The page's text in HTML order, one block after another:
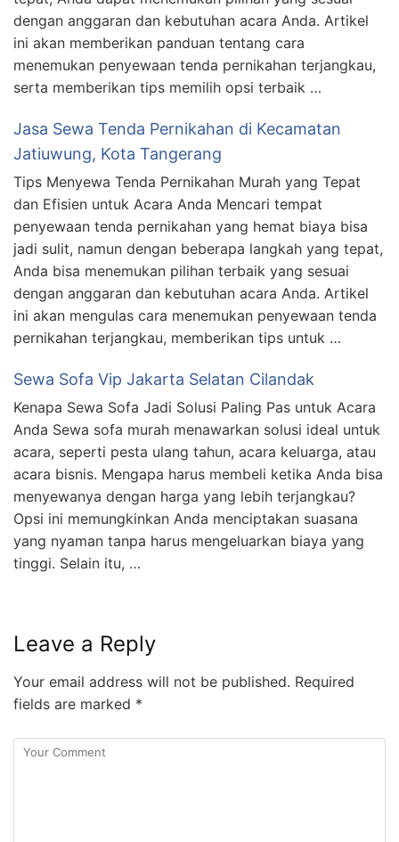
dengan anggaran dan kebutuhan acara Anda. Artikel
ini akan memberikan panduan tentang cara
menemukan penyewaan tenda pernikahan terjangkau,
serta memberikan tips memilih opsi terbaik …
Jasa Sewa Tenda Pernikahan di Kecamatan
Jatiuwung, Kota Tangerang
Tips Menyewa Tenda Pernikahan Murah yang Tepat
dan Efisien untuk Acara Anda Mencari tempat
penyewaan tenda pernikahan yang hemat biaya bisa
jadi sulit, namun dengan beberapa langkah yang tepat,
Anda bisa menemukan pilihan terbaik yang sesuai
dengan anggaran dan kebutuhan acara Anda. Artikel
ini akan mengulas cara menemukan penyewaan tenda
pernikahan terjangkau, memberikan tips untuk …
Sewa Sofa Vip Jakarta Selatan Cilandak
Kenapa Sewa Sofa Jadi Solusi Paling Pas untuk Acara
Anda Sewa sofa murah menawarkan solusi ideal untuk
acara, seperti pesta ulang tahun, acara keluarga, atau
acara bisnis. Mengapa harus membeli ketika Anda bisa
menyewanya dengan harga yang lebih terjangkau?
Opsi ini memungkinkan Anda menciptakan suasana
yang nyaman tanpa harus mengeluarkan biaya yang
tinggi. Selain itu, …
Leave a Reply
Your email address will not be published. Required
fields are marked *